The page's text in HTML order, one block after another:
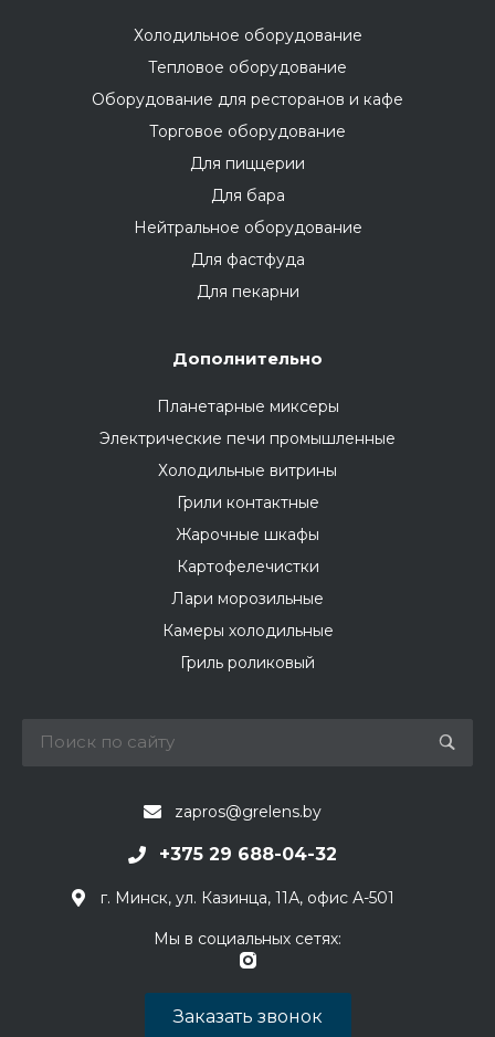
Холодильное оборудование
Тепловое оборудование
Оборудование для ресторанов и кафе
Торговое оборудование
Для пиццерии
Для бара
Нейтральное оборудование
Для фастфуда
Для пекарни
Дополнительно
Планетарные миксеры
Электрические печи промышленные
Холодильные витрины
Грили контактные
Жарочные шкафы
Картофелечистки
Лари морозильные
Камеры холодильные
Гриль роликовый
zapros@grelens.by
+375 29 688-04-32
г. Минск, ул. Казинца, 11А, офис А-501
Мы в социальных сетях:
Заказать звонок